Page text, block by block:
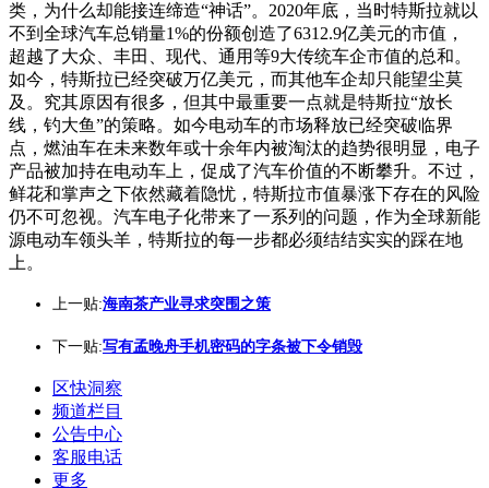
类，为什么却能接连缔造“神话”。2020年底，当时特斯拉就以
不到全球汽车总销量1%的份额创造了6312.9亿美元的市值，
超越了大众、丰田、现代、通用等9大传统车企市值的总和。
如今，特斯拉已经突破万亿美元，而其他车企却只能望尘莫
及。究其原因有很多，但其中最重要一点就是特斯拉“放长
线，钓大鱼”的策略。如今电动车的市场释放已经突破临界
点，燃油车在未来数年或十余年内被淘汰的趋势很明显，电子
产品被加持在电动车上，促成了汽车价值的不断攀升。不过，
鲜花和掌声之下依然藏着隐忧，特斯拉市值暴涨下存在的风险
仍不可忽视。汽车电子化带来了一系列的问题，作为全球新能
源电动车领头羊，特斯拉的每一步都必须结结实实的踩在地
上。
上一贴:海南茶产业寻求突围之策
下一贴:写有孟晚舟手机密码的字条被下令销毁
区快洞察
频道栏目
公告中心
客服电话
更多